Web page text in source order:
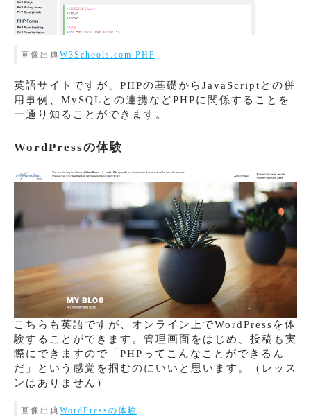
画像出典W3Schools.com PHP
英語サイトですが、PHPの基礎からJavaScriptとの併
用事例、MySQLとの連携などPHPに関係することを
一通り知ることができます。
WordPressの体験
こちらも英語ですが、オンライン上でWordPressを体
験することができます。管理画面をはじめ、投稿も実
際にできますので「PHPってこんなことができるん
だ」という感覚を掴むのにいいと思います。（レッス
ンはありません）
画像出典WordPressの体験